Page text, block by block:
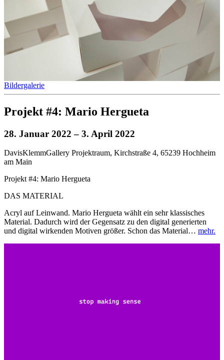
Bildergalerie
Projekt #4: Mario Hergueta
28. Januar 2022 – 3. April 2022
DavisKlemmGallery Projektraum, Kirchstraße 4, 65239 Hochheim
am Main
Projekt #4: Mario Hergueta
DAS MATERIAL
Acryl auf Leinwand. Mario Hergueta wählt ein sehr klassisches
Material. Dadurch wird der Gegensatz zu den digital generierten
und digital wirkenden Motiven größer. Schon das Material… mehr.